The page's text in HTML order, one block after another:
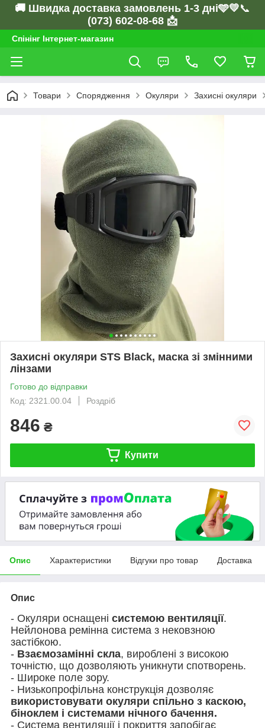
🚚 Швидка доставка замовлень 1-3 дні🩵💛📞
(073) 602-08-68 📩
Спінінг Інтернет-магазин
Товари Спорядження Окуляри Захисні окуляри
Захисні окуляри STS Black, маска зі змінними
лінзами
Готово до відправки
Код: 2321.00.04
Роздріб
846 ₴
Купити
Опис Характеристики Відгуки про товар Доставка
Опис
- Окуляри оснащені системою вентиляції.
Нейлонова ремінна система з нековзною
застібкою.
- Взаємозамінні скла, вироблені з високою
точністю, що дозволяють уникнути спотворень.
- Широке поле зору.
- Низькопрофільна конструкція дозволяє
використовувати окуляри спільно з каскою,
біноклем і системами нічного бачення.
- Система вентиляції і покриття запобігає